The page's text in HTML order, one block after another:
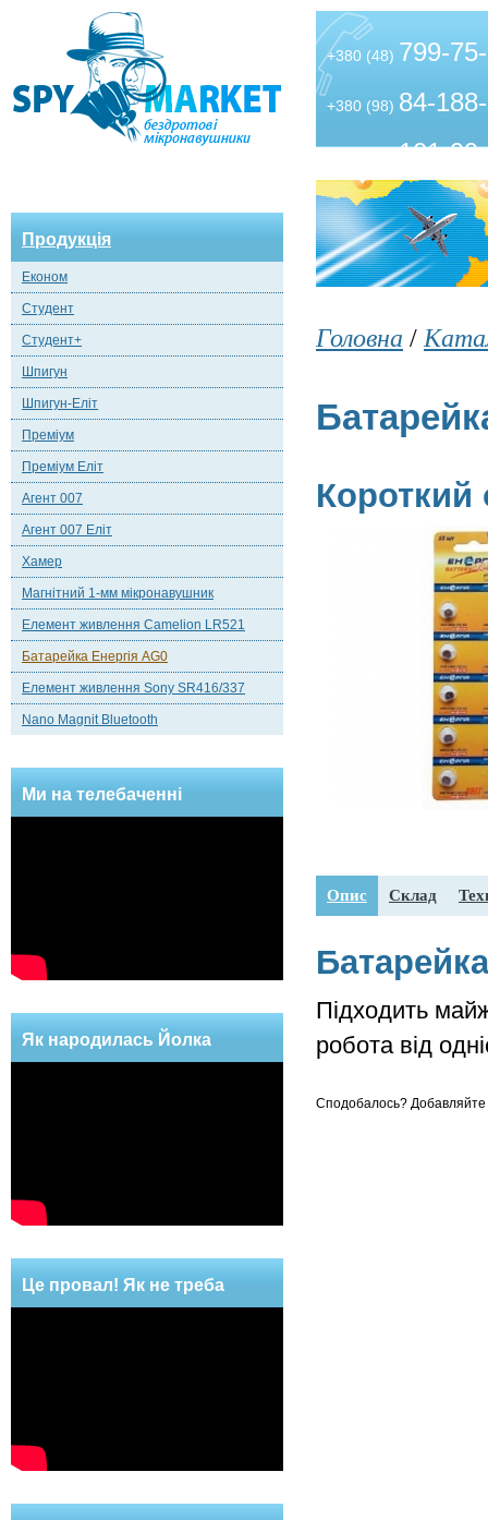
+380 (48) 799-
+380 (98) 84-
101-
Продукція
Економ
Студент
Студент+
Шпигун
Шпигун-Еліт
Преміум
Преміум Еліт
Агент 007
Агент 007 Еліт
Хамер
Магнітний 1-мм мікронавушник
Елемент живлення Camelion LR521
Батарейка Енергія AG0
Елемент живлення Sony SR416/337
Nano Magnit Bluetooth
Ми на телебаченні
Як народилась Йолка
Це провал! Як не треба
Головна /
Короткий
Опис Склад
Підходить
робота від
Сподобалось?